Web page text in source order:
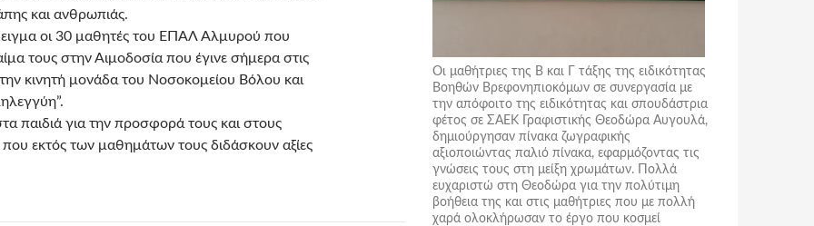
και ανθρωπιάς.
οι 30 μαθητές του ΕΠΑΛ Αλμυρού που
τους στην Αιμοδοσία που έγινε σήμερα στις
κινητή μονάδα του Νοσοκομείου Βόλου και
παιδιά για την προσφορά τους και στους
εκτός των μαθημάτων τους διδάσκουν αξίες
Οι μαθήτριες της Β και Γ τάξης της ειδικότητας
Βοηθών Βρεφονηπιοκόμων σε συνεργασία με
την απόφοιτο της ειδικότητας και σπουδάστρια
φέτος σε ΣΑΕΚ Γραφιστικής Θεοδώρα Αυγουλά,
δημιούργησαν πίνακα ζωγραφικής
αξιοποιώντας παλιό πίνακα, εφαρμόζοντας τις
γνώσεις τους στη μείξη χρωμάτων. Πολλά
ευχαριστώ στη Θεοδώρα για την πολύτιμη
βοήθεια της και στις μαθήτριες που με πολλή
χαρά ολοκλήρωσαν το έργο που κοσμεί